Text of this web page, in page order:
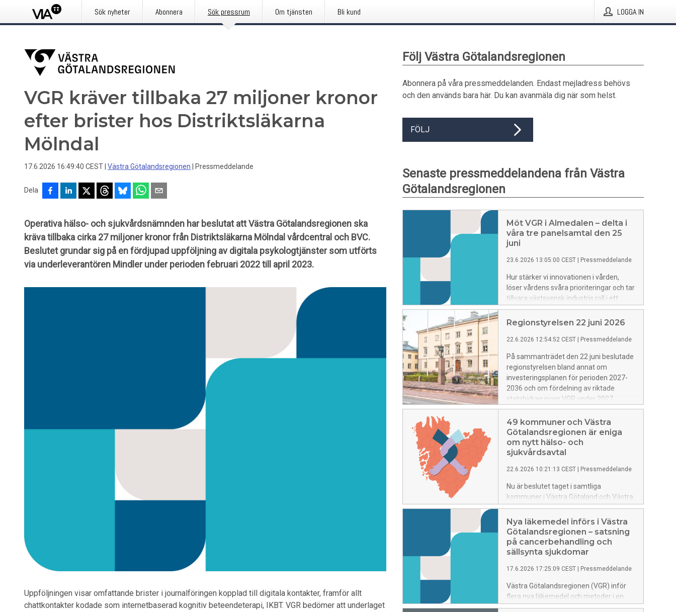
Sök nyheter Abonnera Sök pressrum Om tjänsten Bli kund LOGGA IN
VGR kräver tillbaka 27 miljoner kronor
efter brister hos Distriktsläkarna
Mölndal
17.6.2026 16:49:40 CEST Västra Götalandsregionen Pressmeddelande
Dela
Operativa hälso- och sjukvårdsnämnden har beslutat att Västra Götalandsregionen ska
kräva tillbaka cirka 27 miljoner kronor från Distriktsläkarna Mölndal vårdcentral och BVC.
Beslutet grundar sig på en fördjupad uppföljning av digitala psykologtjänster som utförts
via underleverantören Mindler under perioden februari 2022 till april 2023.
Uppföljningen visar omfattande brister i journalföringen kopplad till digitala kontakter, framför allt
chattkontakter kodade som internetbaserad kognitiv beteendeterapi, IKBT. VGR bedömer att underlaget
Följ Västra Götalandsregionen
Abonnera på våra pressmeddelanden. Endast mejladress behövs
och den används bara här. Du kan avanmäla dig när som helst.
FÖLJ
Senaste pressmeddelandena från Västra
Götalandsregionen
Möt VGR i Almedalen – delta i
våra tre panelsamtal den 25
juni
23.6.2026 13:05:00 CEST Pressmeddelande
Hur stärker vi innovationen i vården,
löser vårdens svåra prioriteringar och tar
tillvara västsvensk industris roll i ett
förändrat säkerhetsläge? Välkommen
att delta när VGR samlar ledande
om dessa viktiga frågor.
Regionstyrelsen 22 juni 2026
22.6.2026 12:54:52 CEST Pressmeddelande
På sammanträdet den 22 juni beslutade
regionstyrelsen bland annat om
investeringsplanen för perioden 2027-
2036 och om fördelning av riktade
statsbidrag inom VGR under 2027.
Vidare beslutades att gå vidare med
om- och tillbyggnation av
spårvagnsdepån i Majorna, samt att
ställa sig positiv till att VGR bidrar till
etableringen av Göteborgs judiska
49 kommuner och Västra
Götalandsregionen är eniga
om nytt hälso- och
sjukvårdsavtal
22.6.2026 10:21:13 CEST Pressmeddelande
Nu är beslutet taget i samtliga
kommuner i Västra Götaland och Västra
Götalandsregionen (VGR) och därmed är
det nya hälso- och sjukvårdsavtalet i
hamn och börjar gälla nästa år.
Nya läkemedel införs i Västra
Götalandsregionen – satsning
på cancerbehandling och
sällsynta sjukdomar
17.6.2026 17:25:09 CEST Pressmeddelande
Västra Götalandsregionen (VGR) inför
flera nya läkemedel och metoder i en
andra etapp i år. Läkemedlen riktar sig